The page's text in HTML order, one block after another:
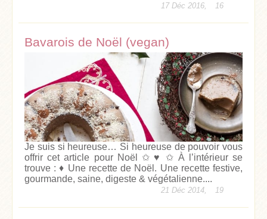
17 Déc 2016, 16
Bavarois de Noël (vegan)
Je suis si heureuse… Si heureuse de pouvoir vous
offrir cet article pour Noël ✩ ♥ ✩ À l’intérieur se
trouve : ♦ Une recette de Noël. Une recette festive,
gourmande, saine, digeste & végétalienne....
21 Déc 2014, 19